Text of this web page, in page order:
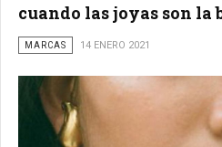
cuando las joyas son la
MARCAS 14 ENERO 2021